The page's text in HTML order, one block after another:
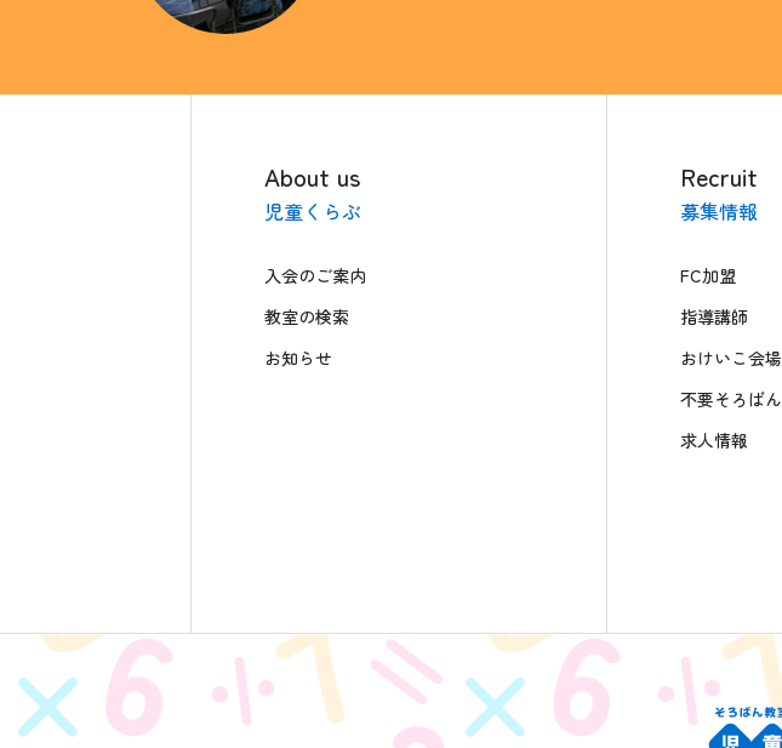
About us
児童くらぶ
入会のご案内
教室の検索
お知らせ
Recruit
募集情報
FC加盟
指導講師
おけいこ会場
不要そろばん
求人情報